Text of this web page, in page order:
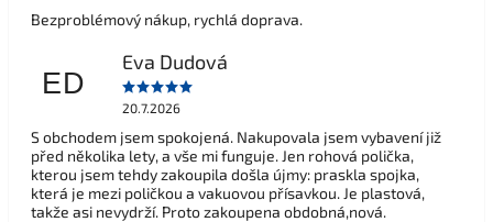
Bezproblémový nákup, rychlá doprava.
ED
Eva Dudová
20.7.2026
S obchodem jsem spokojená. Nakupovala jsem vybavení již
před několika lety, a vše mi funguje. Jen rohová polička,
kterou jsem tehdy zakoupila došla újmy: praskla spojka,
která je mezi poličkou a vakuovou přísavkou. Je plastová,
takže asi nevydrží. Proto zakoupena obdobná,nová.